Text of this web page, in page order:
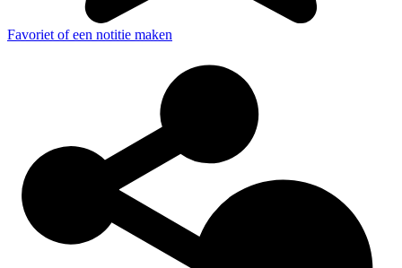
Favoriet of een notitie maken